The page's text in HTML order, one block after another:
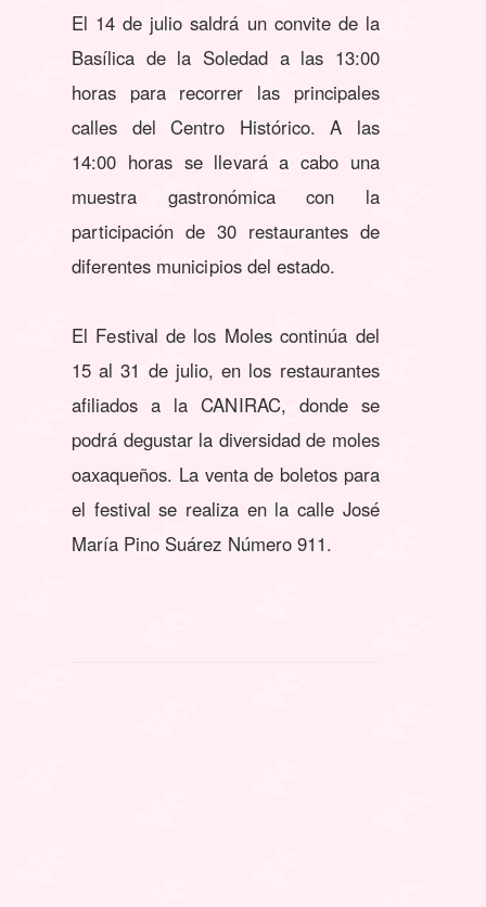
El 14 de julio saldrá un convite de la
Basílica de la Soledad a las 13:00
horas para recorrer las principales
calles del Centro Histórico. A las
14:00 horas se llevará a cabo una
muestra gastronómica con la
participación de 30 restaurantes de
diferentes municipios del estado.
El Festival de los Moles continúa del
15 al 31 de julio, en los restaurantes
afiliados a la CANIRAC, donde se
podrá degustar la diversidad de moles
oaxaqueños. La venta de boletos para
el festival se realiza en la calle José
María Pino Suárez Número 911.